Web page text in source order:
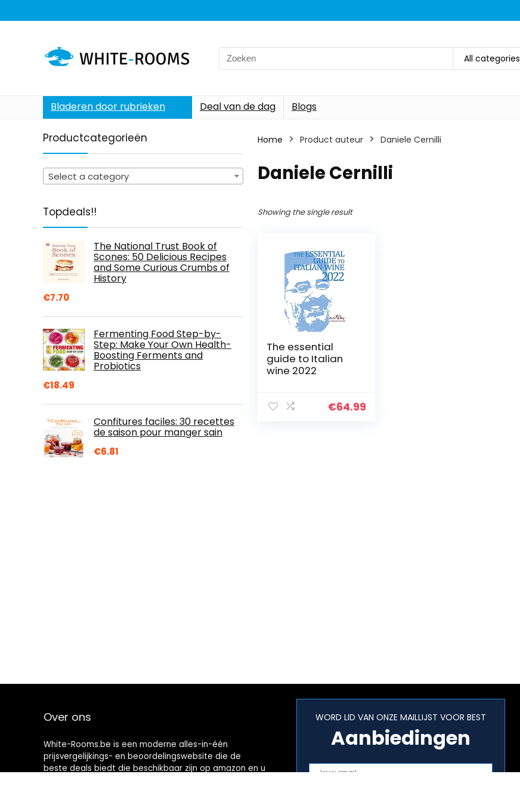
Search
for:
All categories
Bladeren door rubrieken Deal van de dag Blogs
Productcategorieën
Select a category
Topdeals!!
The National Trust Book of
Scones: 50 Delicious Recipes
and Some Curious Crumbs of
History
€7.70
Fermenting Food Step-by-
Step: Make Your Own Health-
Boosting Ferments and
Probiotics
€18.49
Confitures faciles: 30 recettes
de saison pour manger sain
€6.81
Home Product auteur Daniele Cernilli
Daniele Cernilli
Showing the single result
The essential
guide to Italian
wine 2022
€64.99
Over ons
White-Rooms.be is een moderne alles-in-één
prijsvergelijkings- en beoordelingswebsite die de
beste deals biedt die beschikbaar zijn op amazon en u
WORD LID VAN ONZE MAILLIJST VOOR BEST
Aanbiedingen